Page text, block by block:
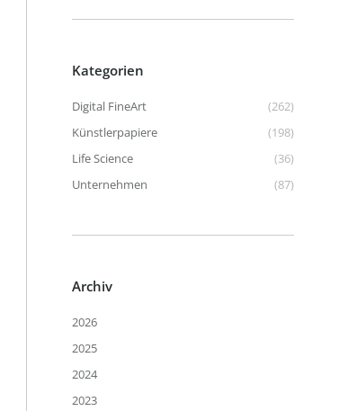
Kategorien
Digital FineArt
(262)
Künstlerpapiere
(198)
Life Science
(36)
Unternehmen
(87)
Archiv
2026
2025
2024
2023